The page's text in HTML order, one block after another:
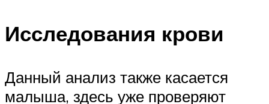
Исследования крови
Данный анализ также касается
малыша, здесь уже проверяют